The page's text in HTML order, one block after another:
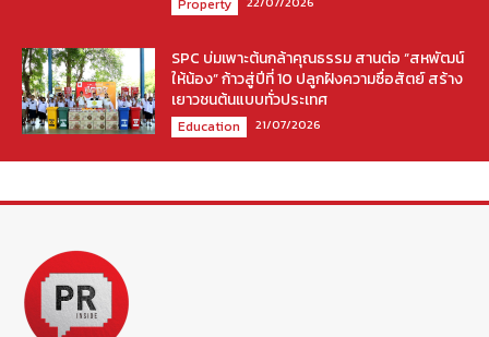
Property
SPC บ่มเพาะต้นกล้าคุณธรรม สานต่อ “สหพัฒน์
ให้น้อง” ก้าวสู่ปีที่ 10 ปลูกฝังความซื่อสัตย์ สร้าง
เยาวชนต้นแบบทั่วประเทศ
Education 21/07/2026